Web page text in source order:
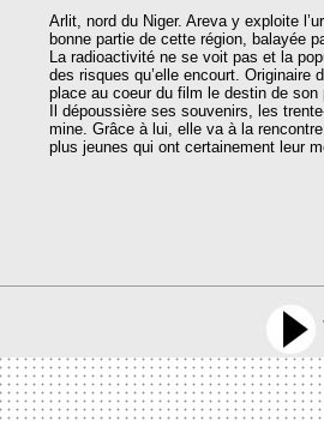
Arlit, nord du Niger. Areva y exploite
bonne partie de cette région, balayée
La radioactivité ne se voit pas et la
des risques qu’elle encourt. Originaire
place au coeur du film le destin de son
Il dépoussière ses souvenirs, les
mine. Grâce à lui, elle va à la
plus jeunes qui ont certainement leur